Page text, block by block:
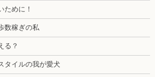
ために！
数稼ぎの私
る？
タイルの我が愛犬